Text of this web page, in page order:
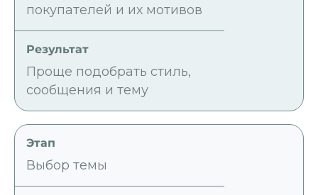
покупателей и их мотивов
Проще подобрать стиль,
сообщения и тему
Выбор темы